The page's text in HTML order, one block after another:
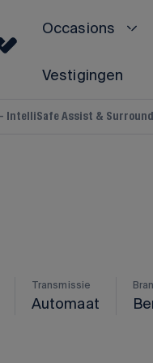
Occasions
Vestigingen
- IntelliSafe Assist &
Transmissie
Automaat